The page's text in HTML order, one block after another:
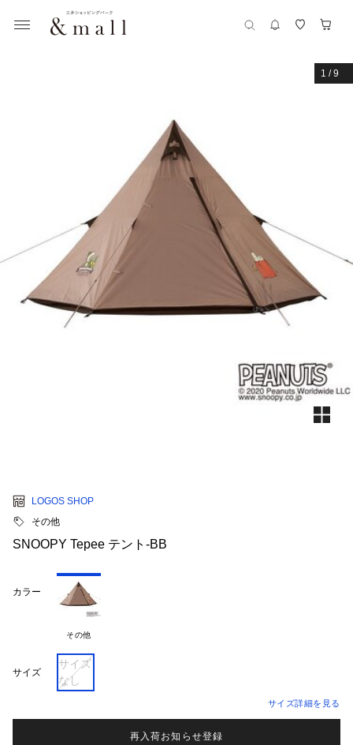
1 /9
LOGOS SHOP
その他
SNOOPY Tepee テント-BB
カラー
その他
サイズ
サイズ
なし
サイズ詳細を見る
再入荷お知らせ登録